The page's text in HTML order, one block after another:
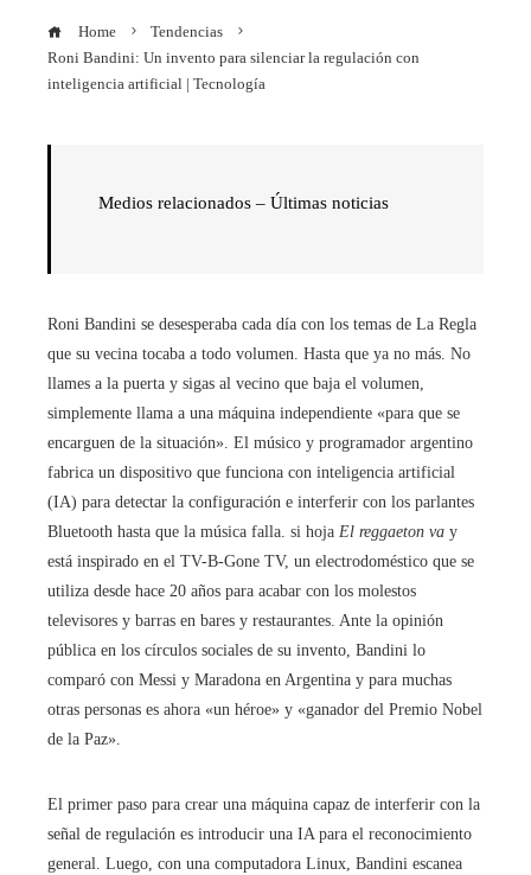
Home
Tendencias
Roni Bandini: Un invento para silenciar la regulación con
inteligencia artificial | Tecnología
Medios relacionados – Últimas noticias
Roni Bandini se desesperaba cada día con los temas de La Regla
que su vecina tocaba a todo volumen. Hasta que ya no más. No
llames a la puerta y sigas al vecino que baja el volumen,
simplemente llama a una máquina independiente «para que se
encarguen de la situación». El músico y programador argentino
fabrica un dispositivo que funciona con inteligencia artificial
(IA) para detectar la configuración e interferir con los parlantes
Bluetooth hasta que la música falla. si hoja El reggaeton va y
está inspirado en el TV-B-Gone TV, un electrodoméstico que se
utiliza desde hace 20 años para acabar con los molestos
televisores y barras en bares y restaurantes. Ante la opinión
pública en los círculos sociales de su invento, Bandini lo
comparó con Messi y Maradona en Argentina y para muchas
otras personas es ahora «un héroe» y «ganador del Premio Nobel
de la Paz».
El primer paso para crear una máquina capaz de interferir con la
señal de regulación es introducir una IA para el reconocimiento
general. Luego, con una computadora Linux, Bandini escanea